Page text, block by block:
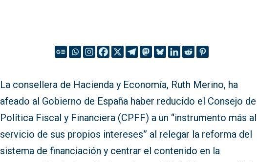
La consellera de Hacienda y Economía, Ruth Merino, ha
afeado al Gobierno de España haber reducido el Consejo de
Política Fiscal y Financiera (CPFF) a un “instrumento más al
servicio de sus propios intereses” al relegar la reforma del
sistema de financiación y centrar el contenido en la